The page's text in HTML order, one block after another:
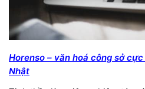
Horenso – văn hoá công sở
Nhật